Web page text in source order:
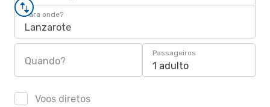
Para onde?
Lanzarote
Quando?
Passageiros
1 adulto
Voos diretos